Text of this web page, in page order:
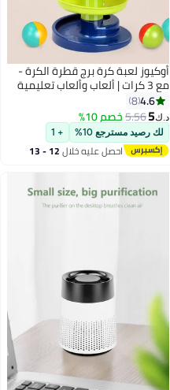
أوكيوز لعبة كرة برج قطرة الكرة -
مع 3 كرات | ألعاب وألعاب تعليمية
لمرحلة ما قبل المدرسة للأطفال
الصغار
4.6
8
د.ك‏5
5.56خصم 10%
لك رصيد مسترجع 10% + 1
احصل عليه خلال 12 - 13